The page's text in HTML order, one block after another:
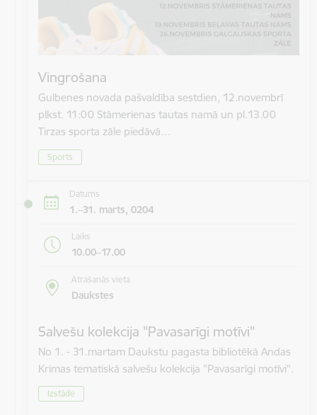
Vingrošana
Gulbenes novada pašvaldība sestdien, 12.novembrī
plkst. 11:00 Stāmerienas tautas namā un pl.13.00
Tirzas sporta zāle piedāvā…
Sports
Datums
1.–31. marts, 0204
Laiks
10.00–17.00
Atrašanās vieta
Daukstes
Salvešu kolekcija "Pavasarīgi motīvi"
No 1. - 31.martam Daukstu pagasta bibliotēkā Andas
Krimas tematiskā salvešu kolekcija "Pavasarīgi motīvi".
Izstāde